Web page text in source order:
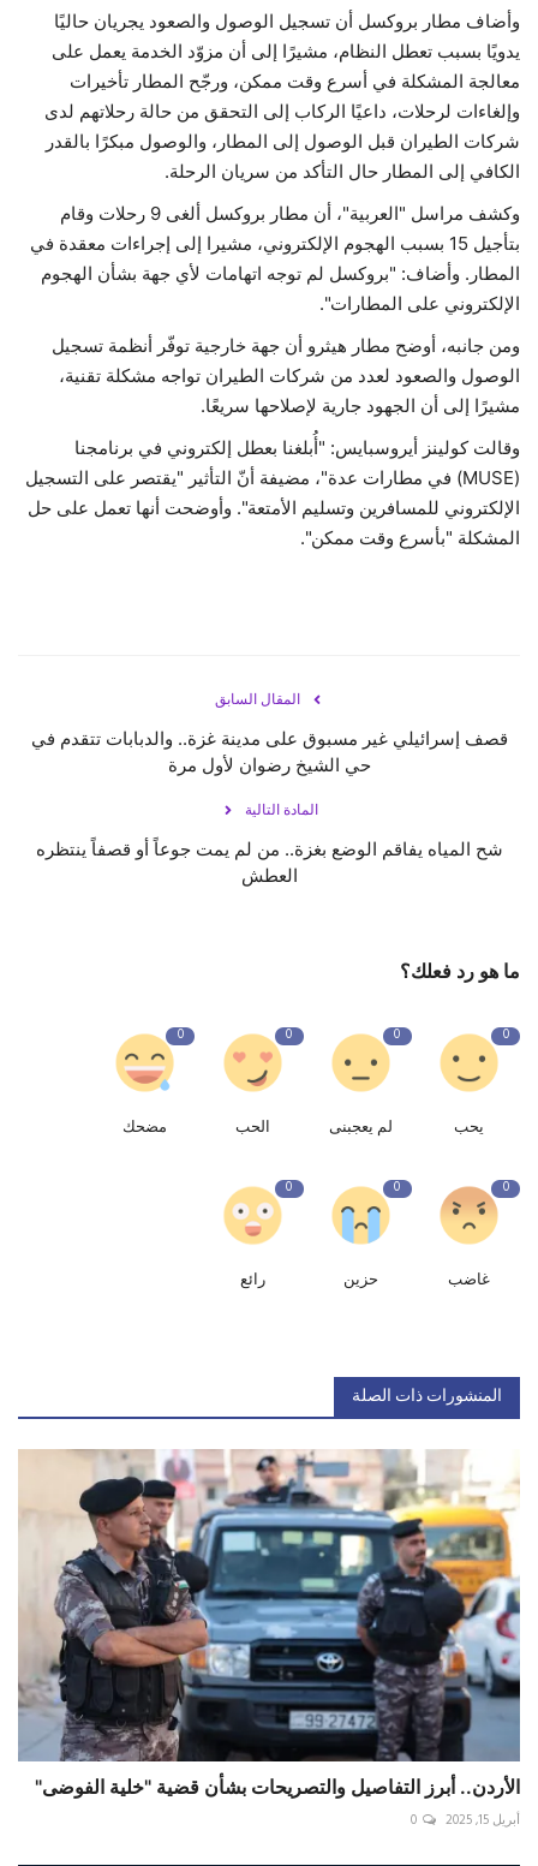
وأضاف مطار بروكسل أن تسجيل الوصول والصعود يجريان حاليًا
يدويًا بسبب تعطل النظام، مشيرًا إلى أن مزوّد الخدمة يعمل على
معالجة المشكلة في أسرع وقت ممكن، ورجّح المطار تأخيرات
وإلغاءات لرحلات، داعيًا الركاب إلى التحقق من حالة رحلاتهم لدى
شركات الطيران قبل الوصول إلى المطار، والوصول مبكرًا بالقدر
الكافي إلى المطار حال التأكد من سريان الرحلة.
وكشف مراسل "العربية"، أن مطار بروكسل ألغى 9 رحلات وقام
بتأجيل 15 بسبب الهجوم الإلكتروني، مشيرا إلى إجراءات معقدة في
المطار. وأضاف: "بروكسل لم توجه اتهامات لأي جهة بشأن الهجوم
الإلكتروني على المطارات".
ومن جانبه، أوضح مطار هيثرو أن جهة خارجية توفّر أنظمة تسجيل
الوصول والصعود لعدد من شركات الطيران تواجه مشكلة تقنية،
مشيرًا إلى أن الجهود جارية لإصلاحها سريعًا.
وقالت كولينز أيروسبايس: "أُبلغنا بعطل إلكتروني في برنامجنا
(MUSE) في مطارات عدة"، مضيفة أنّ التأثير "يقتصر على التسجيل
الإلكتروني للمسافرين وتسليم الأمتعة". وأوضحت أنها تعمل على حل
المشكلة "بأسرع وقت ممكن".
المقال السابق
قصف إسرائيلي غير مسبوق على مدينة غزة.. والدبابات تتقدم في
حي الشيخ رضوان لأول مرة
المادة التالية
شح المياه يفاقم الوضع بغزة.. من لم يمت جوعاً أو قصفاً ينتظره
العطش
ما هو رد فعلك؟
0
يحب
0
لم يعجبنى
0
الحب
0
مضحك
0
غاضب
0
حزين
0
رائع
المنشورات ذات الصلة
الأردن.. أبرز التفاصيل والتصريحات بشأن قضية "خلية الفوضى"
أبريل 15, 2025 0